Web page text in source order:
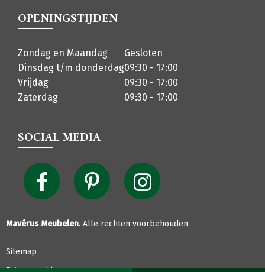
OPENINGSTIJDEN
Zondag en Maandag
Gesloten
Dinsdag t/m donderdag09:30 - 17:00
Vrijdag
09:30 - 17:00
Zaterdag
09:30 - 17:00
SOCIAL MEDIA
Mavérus Meubelen. Alle rechten voorbehouden.
Sitemap